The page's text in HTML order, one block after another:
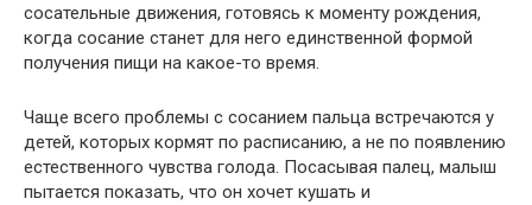
сосательные движения, готовясь к моменту рождения,
когда сосание станет для него единственной формой
получения пищи на какое-то время.
Чаще всего проблемы с сосанием пальца встречаются у
детей, которых кормят по расписанию, а не по появлению
естественного чувства голода. Посасывая палец, малыш
пытается показать, что он хочет кушать и